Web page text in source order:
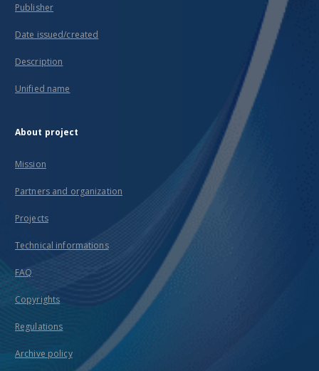
Publisher
Date issued/created
Description
Unified name
About project
Mission
Partners and organization
Projects
Technical informations
FAQ
Copyrights
Regulations
Archive policy